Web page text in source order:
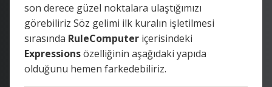
son derece güzel noktalara ulaştığımızı
görebiliriz Söz gelimi ilk kuralın işletilmesi
sırasında RuleComputer içerisindeki
Expressionsözelliğinin aşağıdaki yapıda
olduğunu hemen farkedebiliriz.